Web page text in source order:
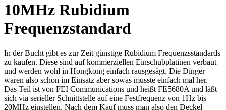
10MHz Rubidium
Frequenzstandard
In der Bucht gibt es zur Zeit günstige Rubidium Frequenzsstandards
zu kaufen. Diese sind auf kommerziellen Einschubplatinen verbaut
und werden wohl in Hongkong einfach rausgesägt. Die Dinger
waren also schon im Einsatz aber sowas musste einfach mal her.
Das Teil ist von FEI Communications und heißt FE5680A und läßt
sich via serieller Schnittstelle auf eine Festfrequenz von 1Hz bis
20MHz einstellen. Nach dem Kauf muss man also den Deckel